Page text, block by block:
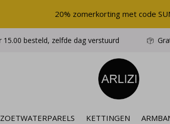
ZOETWATERPARELS KETTINGEN
15.00 besteld, zelfde dag verstuurd
20% zomerkorting met code